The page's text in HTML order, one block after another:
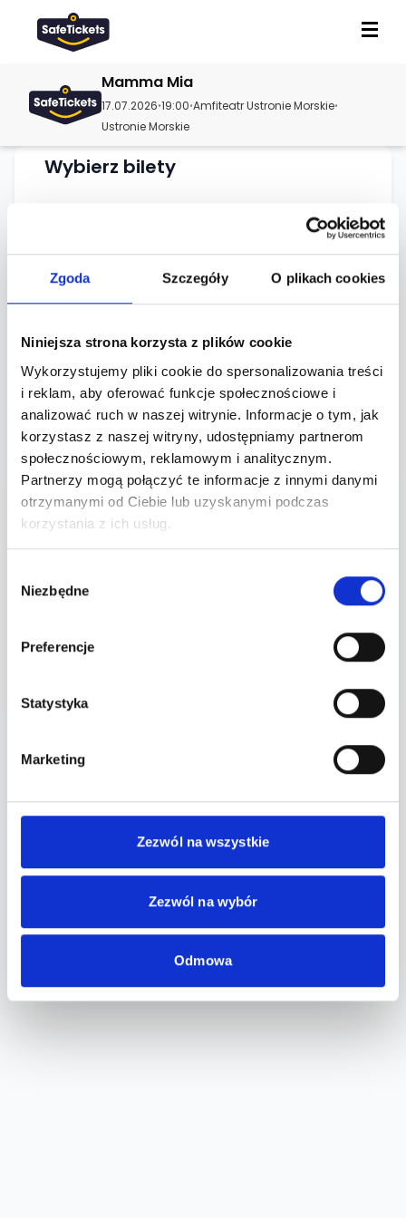
Zgoda Szczegóły O plikach cookies
Niniejsza strona korzysta z plików cookie
Wykorzystujemy pliki cookie do spersonalizowania treści
i reklam, aby oferować funkcje społecznościowe i
analizować ruch w naszej witrynie. Informacje o tym, jak
korzystasz z naszej witryny, udostępniamy partnerom
społecznościowym, reklamowym i analitycznym.
Partnerzy mogą połączyć te informacje z innymi danymi
otrzymanymi od Ciebie lub uzyskanymi podczas
korzystania z ich usług.
zgody
Niezbędne
Preferencje
Statystyka
Marketing
Zezwól na wszystkie
Zezwól na wybór
Odmowa
Mamma Mia
17.07.2026•19:00•Amfiteatr Ustronie Morskie•
Ustronie Morskie
Wybierz bilety
O wydarzeniu
Lokalizacja
Twoje zamówienie
Wydarzenie zakończone